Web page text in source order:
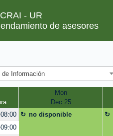
CRAI - UR
de asesores
de Información
Mon
Dec 25
no disponible